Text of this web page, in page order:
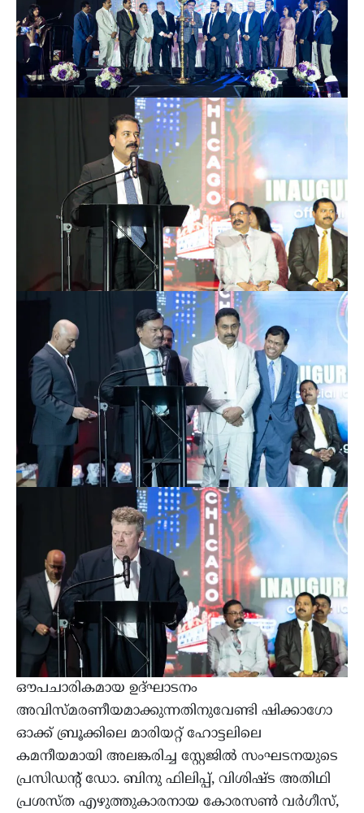
ഔപചാരികമായ ഉദ്ഘാടനം
അവിസ്മരണീയമാക്കുന്നതിനുവേണ്ടി ഷിക്കാഗോ
ഓക്ക് ബ്രൂക്കിലെ മാരിയറ്റ് ഹോട്ടലിലെ
കമനീയമായി അലങ്കരിച്ച സ്റ്റേജില്‍ സംഘടനയുടെ
പ്രസിഡന്റ് ഡോ. ബിനു ഫിലിപ്പ്, വിശിഷ്ട അതിഥി
പ്രശസ്ത എഴുത്തുകാരനായ കോരസണ്‍ വര്‍ഗീസ്,